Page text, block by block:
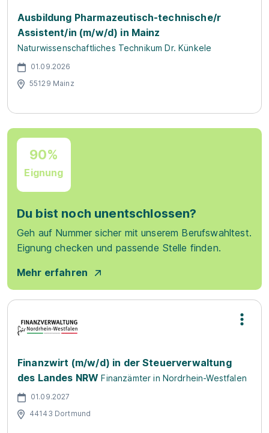
Ausbildung Pharmazeutisch-technische/r
Assistent/in (m/w/d) in Mainz
Naturwissenschaftliches Technikum Dr. Künkele
01.09.2026
55129 Mainz
90%
Eignung
Du bist noch unentschlossen?
Geh auf Nummer sicher mit unserem Berufswahltest.
Eignung checken und passende Stelle finden.
Mehr erfahren
Finanzwirt (m/w/d) in der Steuerverwaltung
des Landes NRW Finanzämter in Nordrhein-Westfalen
01.09.2027
44143 Dortmund